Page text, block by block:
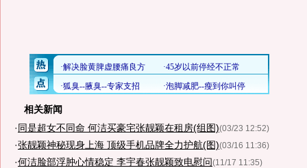
相关新闻
·同是超女不同命 何洁买豪宅张靓颖在租房(组图)(03/23 12:52)
·张靓颖神秘现身上海 顶级手机品牌全力护航(图)(03/16 11:36)
·何洁脸部浮肿心情稳定 李宇春张靓颖致电慰问(11/17 11:35)